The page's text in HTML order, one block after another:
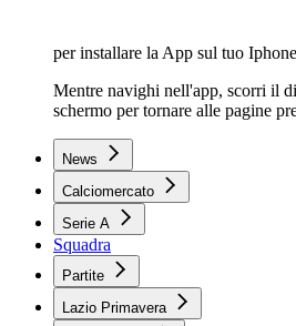
per installare la App sul tuo
Mentre navighi nell'app, scorri il
schermo per tornare alle pagine
News
Calciomercato
Serie A
Squadra
Partite
Lazio Primavera